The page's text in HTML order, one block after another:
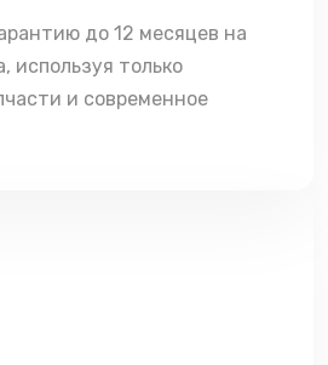
до 12 месяцев на
используя только
и современное